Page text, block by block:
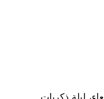
ليلة ذكريات